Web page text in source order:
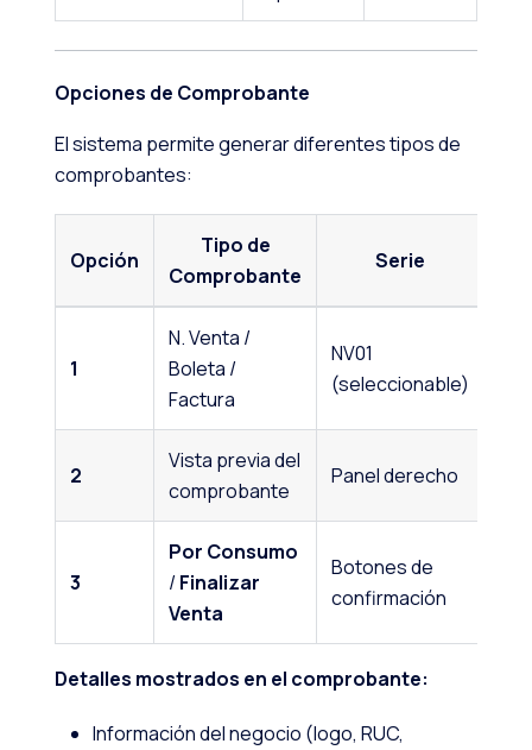
Opciones de Comprobante
El sistema permite generar diferentes tipos de
comprobantes:
Opción
Tipo de
Comprobante
Serie
1
N. Venta /
Boleta /
Factura
NV01
(seleccionable)
2
Vista previa del
comprobante
Panel derecho
3
Por Consumo
/Finalizar
Venta
Botones de
confirmación
Detalles mostrados en el comprobante:
Información del negocio (logo, RUC,